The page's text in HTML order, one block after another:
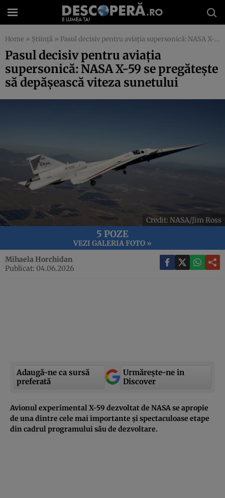
Home » Știință » Pasul decisiv pentru aviația supersonică: NASA X-59 se pregătește să depășească viteza sunetului
Pasul decisiv pentru aviația
supersonică: NASA X-59 se pregătește
să depășească viteza sunetului
Credit: NASA/Jim Ross
5 POZE
VEZI GALERIA FOTO »
Mihaela Horchidan
Publicat: 04.06.2026
Adaugă-ne ca sursă
preferată
Urmărește-ne in
Discover
Avionul experimental X-59 dezvoltat de NASA se apropie
de una dintre cele mai importante și spectaculoase etape
din cadrul programului său de dezvoltare.